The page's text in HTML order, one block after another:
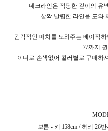
네크라인은 적당한 깊이의 유
살짝 날렵한 라인을 도와
감각적인 매치를 도와주는 베이직
77까지
이너로 손색없어 컬러별로 구매하
보름 - 키 168cm / 허리 26